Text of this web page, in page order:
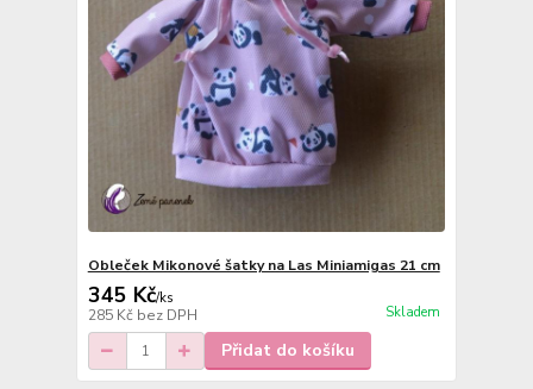
Obleček Mikonové šatky na Las Miniamigas 21 cm
345 Kč/ks
285 Kč bez DPH Skladem
Přidat do košíku